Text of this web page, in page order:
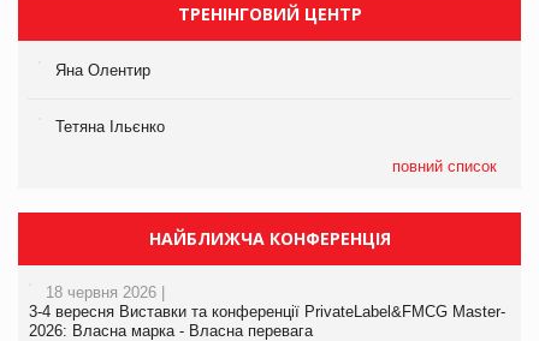
ТРЕНІНГОВИЙ ЦЕНТР
Яна Олентир
Тетяна Ільєнко
повний список
НАЙБЛИЖЧА КОНФЕРЕНЦІЯ
18 червня 2026 |
3-4 вересня Виставки та конференції PrivateLabel&FMCG Master-
2026: Власна марка - Власна перевага